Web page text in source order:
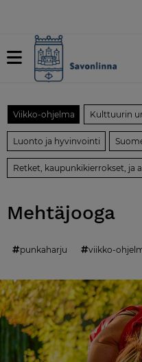
Viikko-ohjelma Kulttuurin
Luonto ja hyvinvointi
Retket, kaupunkikierrokset, ja
Mehtäjooga
punkaharju viikko-